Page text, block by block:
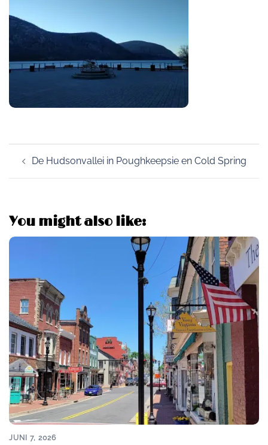
Post
navigation
De Hudsonvallei in Poughkeepsie en Cold Spring
You might also like:
JUNI 7, 2026